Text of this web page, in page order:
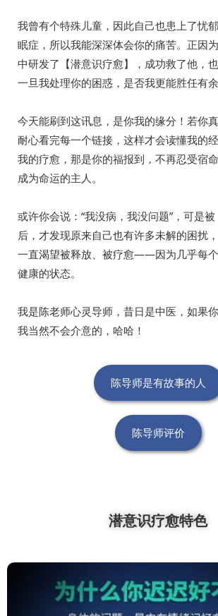
我曾有个特殊儿童，因此自己也患上了忧
眠症，所以我能深深体会你的痛苦。正因
中研发了【潜意识疗愈】，成功救了他，
一旦我处理你的困惑，是否我更能胜任有
今天能刷到这讯息，是你我的缘分！若你
耐心看完每一个链接，这样才会读懂我的
我的疗愈，那是你的福报到，不再忍受宿
成为命运的主人。
或许你会说：“我没病，我没问题”，可是被
后，才发现原来自己也有许多未解的困扰
一直渴望被释放、被疗愈——因为几乎每
健康的状态。
我是陈老师心灵导师，昔日是中医，如果你
我当然不会介意的，哈哈！
陈导师是有故事的人
陈导师评价
潜意识疗愈特色